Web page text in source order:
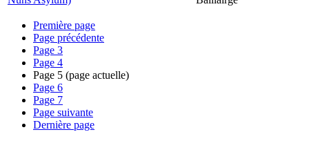
Première page
Page précédente
Page 3
Page 4
Page 5 (page actuelle)
Page 6
Page 7
Page suivante
Dernière page